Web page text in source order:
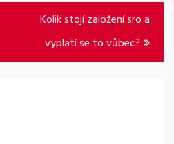
Kolik stojí založení sro a
vyplatí se to vůbec?